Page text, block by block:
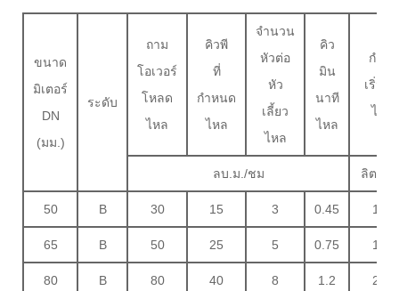
ขนาด
มิเตอร์
DN
(มม.)
ระดับ
ถาม
โอเวอร์
โหลด
ไหล
คิวพี
ที่
กำหนด
ไหล
จำนวน
หัวต่อ
หัว
เลี้ยว
ไหล
คิว
มิน
นาที
ไหล
กำลัง
เริ่มต้
ไหล
ลบ.ม./ชม ลิตร/ช
50 B 30 15 3 0.45 150
65 B 50 25 5 0.75 170
80 B 80 40 8 1.2 280